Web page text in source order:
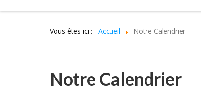
Vous êtes ici : Accueil Notre Calendrier
Notre Calendrier